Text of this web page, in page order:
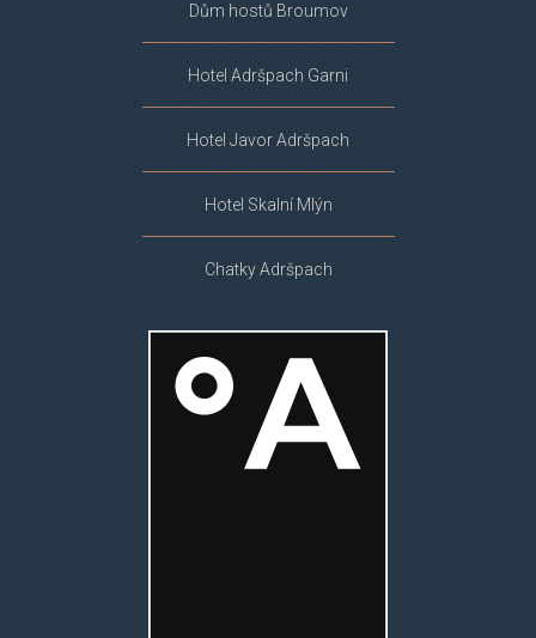
Dům hostů Broumov
Hotel Adršpach Garni
Hotel Javor Adršpach
Hotel Skalní Mlýn
Chatky Adršpach